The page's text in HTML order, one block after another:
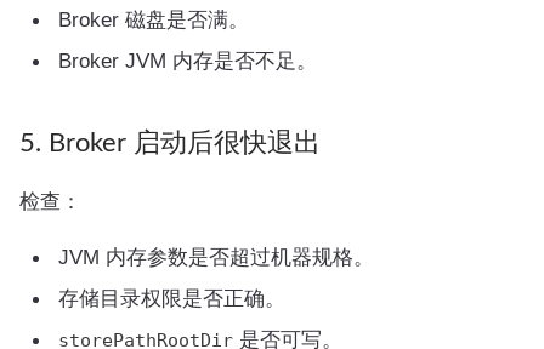
Broker 磁盘是否满。
Broker JVM 内存是否不足。
5. Broker 启动后很快退出
检查：
JVM 内存参数是否超过机器规格。
存储目录权限是否正确。
storePathRootDir 是否可写。